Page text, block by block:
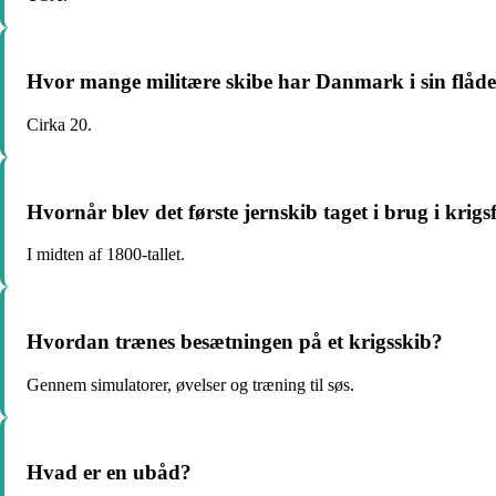
Hvor mange militære skibe har Danmark i sin
Cirka 20.
Hvornår blev det første jernskib taget i brug i
I midten af ​​1800-tallet.
Hvordan trænes besætningen på et krigsskib?
Gennem simulatorer, øvelser og træning til søs.
Hvad er en ubåd?